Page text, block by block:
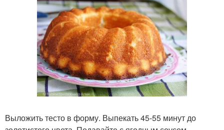
Выложить тесто в форму. Выпекать 45-55 минут до